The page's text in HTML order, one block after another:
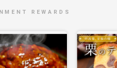
REWARDS